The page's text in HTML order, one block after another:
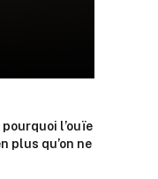
l’ouïe
plus qu’on ne